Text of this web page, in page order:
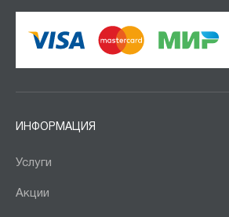
ИНФОРМАЦИЯ
Услуги
Акции